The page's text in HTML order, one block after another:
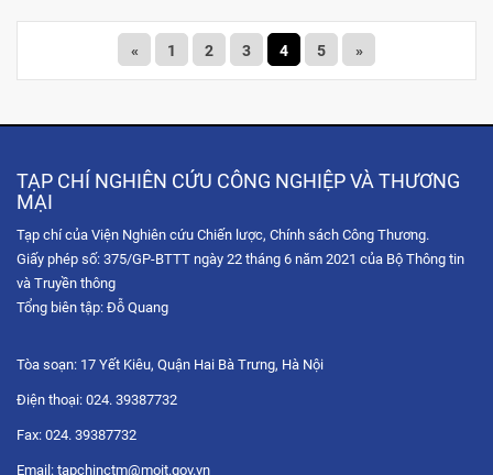
« 1 2 3 4 5 »
TẠP CHÍ NGHIÊN CỨU CÔNG NGHIỆP VÀ THƯƠNG
MẠI
Tạp chí của Viện Nghiên cứu Chiến lược, Chính sách Công Thương.
Giấy phép số: 375/GP-BTTT ngày 22 tháng 6 năm 2021 của Bộ Thông tin
và Truyền thông
Tổng biên tập: Đỗ Quang
Tòa soạn: 17 Yết Kiêu, Quận Hai Bà Trưng, Hà Nội
Điện thoại: 024. 39387732
Fax: 024. 39387732
Email: tapchinctm@moit.gov.vn